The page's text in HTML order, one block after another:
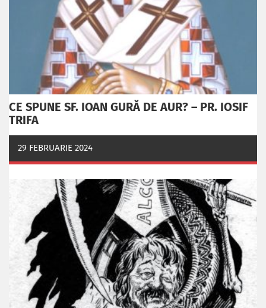
CE SPUNE SF. IOAN GURĂ DE AUR? – PR. IOSIF
TRIFA
29 FEBRUARIE 2024